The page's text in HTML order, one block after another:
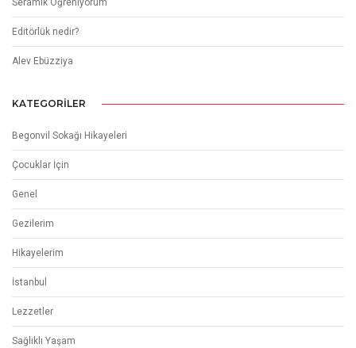
Seramik Öğreniyorum
Editörlük nedir?
Alev Ebüzziya
KATEGORILER
Begonvil Sokağı Hikayeleri
Çocuklar İçin
Genel
Gezilerim
Hikayelerim
İstanbul
Lezzetler
Sağlıklı Yaşam